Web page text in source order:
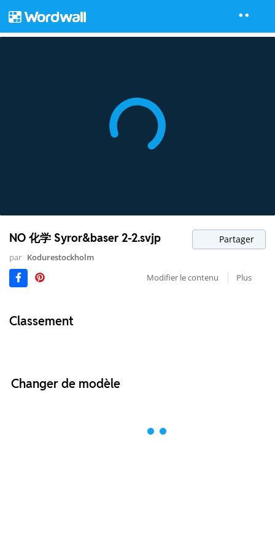
NO 化学 Syror&baser 2-2.svjp Partager
par Kodurestockholm
Modifier le contenu
Plus
Classement
Changer de modèle